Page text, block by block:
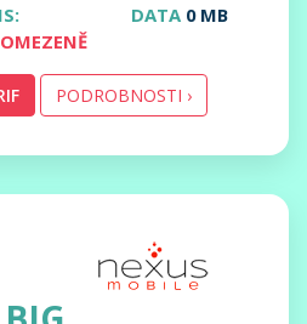
DATA 0 MB
PODROBNOSTI ›